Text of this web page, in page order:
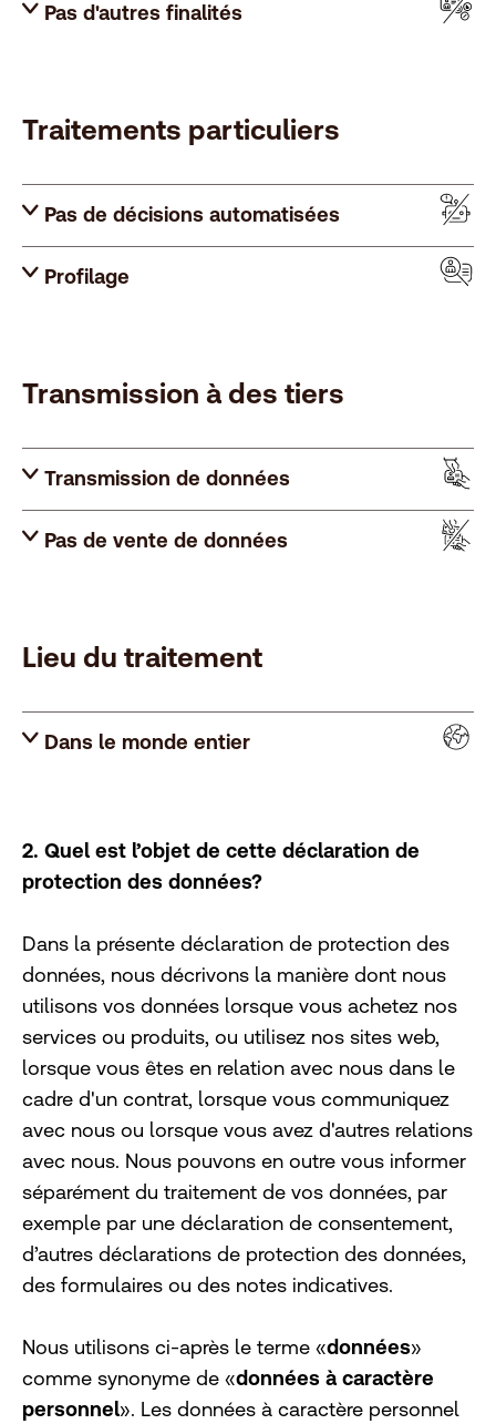
Pas d'autres finalités
Traitements particuliers
Pas de décisions automatisées
Profilage
Transmission à des tiers
Transmission de données
Pas de vente de données
Lieu du traitement
Dans le monde entier
2. Quel est l’objet de cette déclaration de
protection des données?
Dans la présente déclaration de protection des
données, nous décrivons la manière dont nous
utilisons vos données lorsque vous achetez nos
services ou produits, ou utilisez nos sites web,
lorsque vous êtes en relation avec nous dans le
cadre d'un contrat, lorsque vous communiquez
avec nous ou lorsque vous avez d'autres relations
avec nous. Nous pouvons en outre vous informer
séparément du traitement de vos données, par
exemple par une déclaration de consentement,
d’autres déclarations de protection des données,
des formulaires ou des notes indicatives.
Nous utilisons ci-après le terme «données»
comme synonyme de «données à caractère
personnel». Les données à caractère personnel